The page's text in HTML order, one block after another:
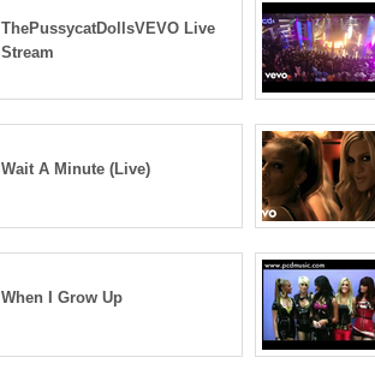
ThePussycatDollsVEVO Live
Stream
Wait A Minute (Live)
When I Grow Up